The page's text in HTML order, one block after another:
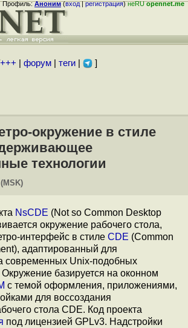
Профиль:Аноним(вход|регистрация)неRUopennet.me
+++ форум| теги| ]
окружение в стиле
технологии
NsCDE (Not so Common Desktop
окружение рабочего стола,
интерфейс в стиле CDE (Common
адаптированный для
современных Unix-подобных
базируется на оконном
с темой оформления, приложениями,
для воссоздания
стола CDE. Код проекта
под лицензией GPLv3. Надстройки